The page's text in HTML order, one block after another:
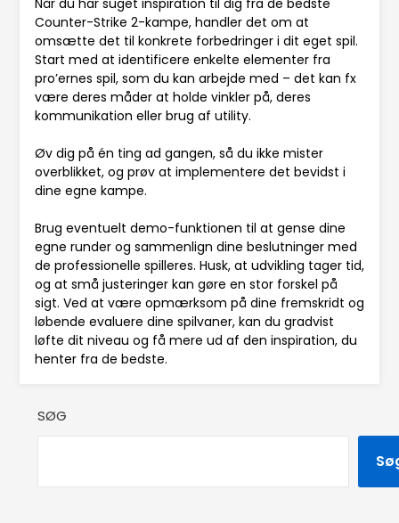
Når du har suget inspiration til dig fra de bedste
Counter-Strike 2-kampe, handler det om at
omsætte det til konkrete forbedringer i dit eget spil.
Start med at identificere enkelte elementer fra
pro’ernes spil, som du kan arbejde med – det kan fx
være deres måder at holde vinkler på, deres
kommunikation eller brug af utility.
Øv dig på én ting ad gangen, så du ikke mister
overblikket, og prøv at implementere det bevidst i
dine egne kampe.
Brug eventuelt demo-funktionen til at gense dine
egne runder og sammenlign dine beslutninger med
de professionelle spilleres. Husk, at udvikling tager tid,
og at små justeringer kan gøre en stor forskel på
sigt. Ved at være opmærksom på dine fremskridt og
løbende evaluere dine spilvaner, kan du gradvist
løfte dit niveau og få mere ud af den inspiration, du
henter fra de bedste.
SØG